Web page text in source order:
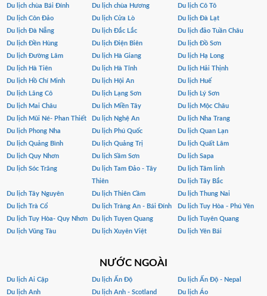
Du lịch chùa Bái Đính
Du lịch chùa Hương
Du lịch Cô Tô
Du lịch Côn Đảo
Du lịch Cửa Lò
Du lịch Đà Lạt
Du lịch Đà Nẵng
Du lịch Đắc Lắc
Du lịch đảo Tuần Châu
Du lịch Đền Hùng
Du lịch Điện Biên
Du lịch Đồ Sơn
Du lịch Đường Lâm
Du lịch Hà Giang
Du lịch Hạ Long
Du lịch Hà Tiên
Du lịch Hà Tĩnh
Du lịch Hải Thịnh
Du lịch Hồ Chí Minh
Du lịch Hội An
Du lịch Huế
Du lịch Lăng Cô
Du lịch Lạng Sơn
Du lịch Lý Sơn
Du lịch Mai Châu
Du lịch Miền Tây
Du lịch Mộc Châu
Du lịch Mũi Né- Phan Thiết
Du lịch Nghệ An
Du lịch Nha Trang
Du lịch Phong Nha
Du lịch Phú Quốc
Du lịch Quan Lạn
Du lịch Quảng Bình
Du lịch Quảng Trị
Du lịch Quất Lâm
Du lịch Quy Nhơn
Du lịch Sầm Sơn
Du lịch Sapa
Du lịch Sóc Trăng
Du lịch Tam Đảo - Tây
Thiên
Du lịch Tâm linh
Du lịch Tây Bắc
Du lịch Tây Nguyên
Du lịch Thiên Cầm
Du lịch Thung Nai
Du lịch Trà Cổ
Du lịch Tràng An - Bái Đính
Du lịch Tuy Hòa - Phú Yên
Du lịch Tuy Hòa- Quy Nhơn
Du lịch Tuyen Quang
Du lịch Tuyên Quang
Du lịch Vũng Tàu
Du lịch Xuyên Việt Du lịch Yên Bái
NƯỚC NGOÀI
Du lịch Ai Cập Du lịch Ấn Độ
Du lịch Ấn Độ - Nepal
Du lịch Anh
Du lịch Anh - Scotland
Du lịch Áo